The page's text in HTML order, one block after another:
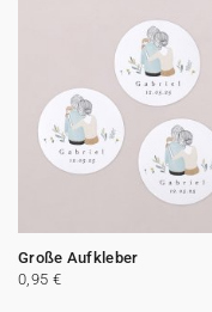
Große Aufkleber
0,95 €